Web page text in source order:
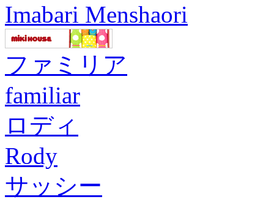
Imabari Menshaori
ファミリア
familiar
ロディ
Rody
サッシー